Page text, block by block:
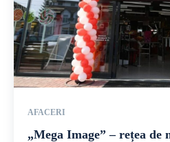
AFACERI
„Mega Image” – rețea de